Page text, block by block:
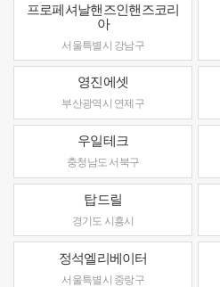
프로페셔날핸즈인핸즈코리
아
서울특별시 강남구
영진에셋
부산광역시 연제구
우일테크
충청남도 서북구
탑드릴
경기도 시흥시
정석엘리베이터
서울특별시 중랑구